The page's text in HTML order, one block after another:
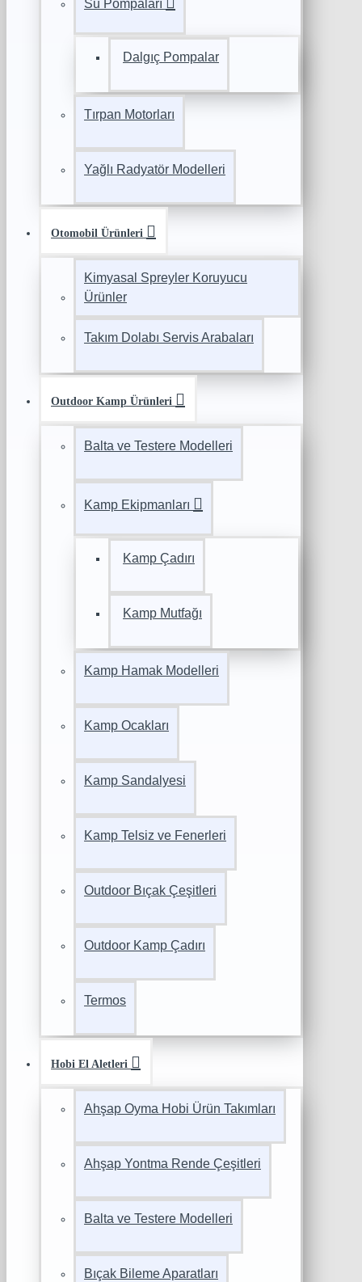
Su Pompaları
Dalgıç Pompalar
Tırpan Motorları
Yağlı Radyatör Modelleri
Otomobil Ürünleri
Kimyasal Spreyler Koruyucu
Ürünler
Takım Dolabı Servis Arabaları
Outdoor Kamp Ürünleri
Balta ve Testere Modelleri
Kamp Ekipmanları
Kamp Çadırı
Kamp Mutfağı
Kamp Hamak Modelleri
Kamp Ocakları
Kamp Sandalyesi
Kamp Telsiz ve Fenerleri
Outdoor Bıçak Çeşitleri
Outdoor Kamp Çadırı
Termos
Hobi El Aletleri
Ahşap Oyma Hobi Ürün Takımları
Ahşap Yontma Rende Çeşitleri
Balta ve Testere Modelleri
Bıçak Bileme Aparatları